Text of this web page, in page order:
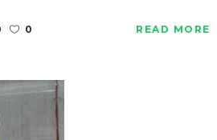
0 READ MORE